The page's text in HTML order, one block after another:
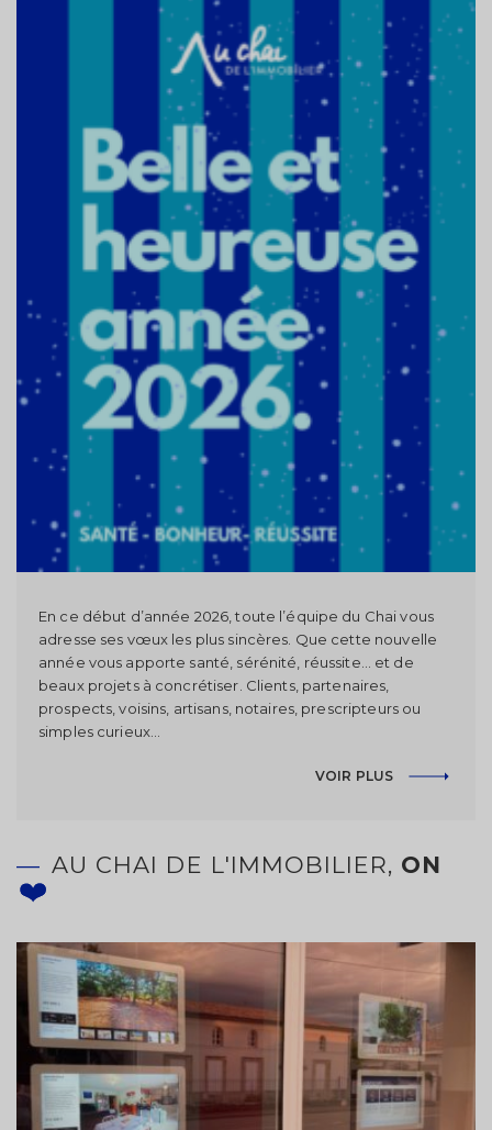
En ce début d’année 2026, toute l’équipe du Chai vous
adresse ses vœux les plus sincères. Que cette nouvelle
année vous apporte santé, sérénité, réussite… et de
beaux projets à concrétiser. Clients, partenaires,
prospects, voisins, artisans, notaires, prescripteurs ou
simples curieux...
VOIR PLUS
AU CHAI DE L'IMMOBILIER, ON